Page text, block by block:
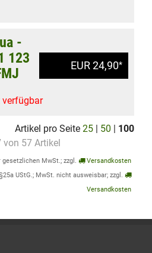
EUR 24,90*
-
123
verfügbar
Artikel pro Seite 25 | 50 | 100
von 57 Artikel
MwSt.; zzgl.
Versandkosten
UStG.; MwSt. nicht ausweisbar; zzgl.
Versandkosten